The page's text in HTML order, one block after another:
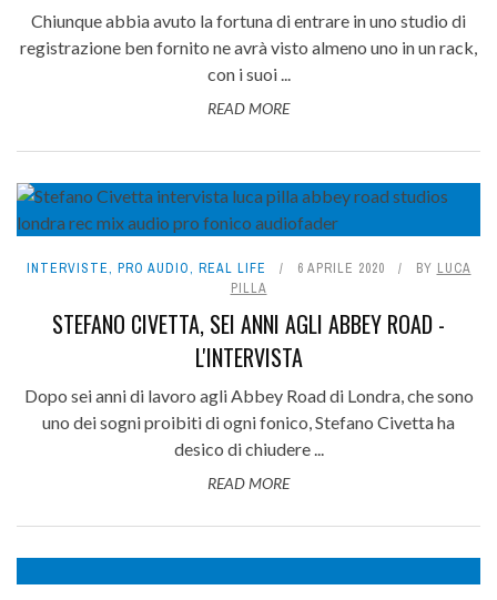
Chiunque abbia avuto la fortuna di entrare in uno studio di
registrazione ben fornito ne avrà visto almeno uno in un rack,
con i suoi ...
READ MORE
INTERVISTE, PRO AUDIO, REAL LIFE 6 APRILE 2020 BY LUCA
PILLA
STEFANO CIVETTA, SEI ANNI AGLI ABBEY ROAD -
L'INTERVISTA
Dopo sei anni di lavoro agli Abbey Road di Londra, che sono
uno dei sogni proibiti di ogni fonico, Stefano Civetta ha
desico di chiudere ...
READ MORE